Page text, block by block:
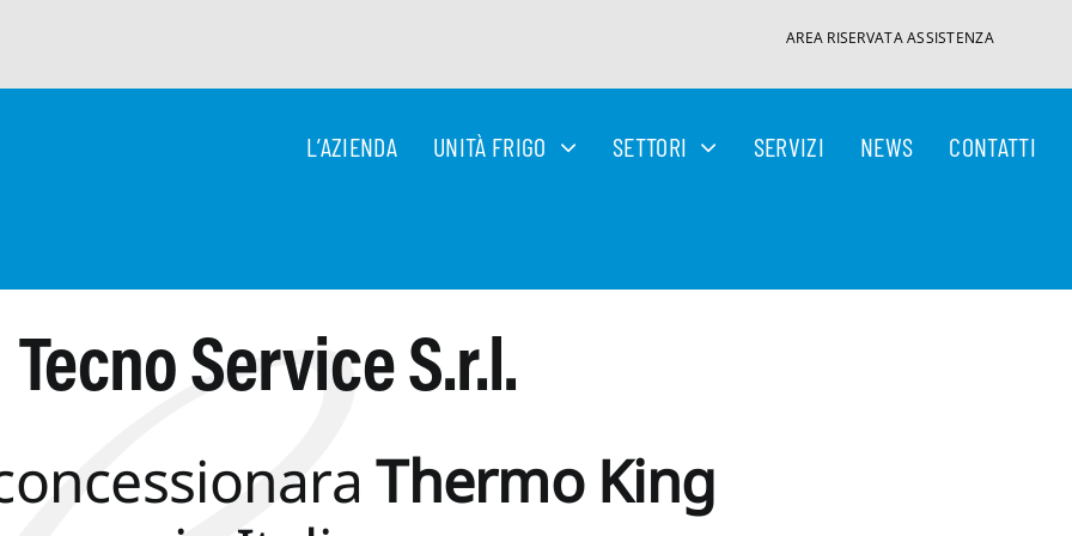
AREA RISERVATA ASSISTENZA
L’AZIENDA UNITÀ FRIGO SETTORI SERVIZI NEWS CONTATTI
Tecno Service S.r.l.
Thermo King